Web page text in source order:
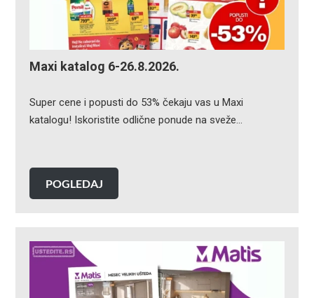
Maxi katalog 6-26.8.2026.
Super cene i popusti do 53% čekaju vas u Maxi
katalogu! Iskoristite odlične ponude na sveže…
POGLEDAJ